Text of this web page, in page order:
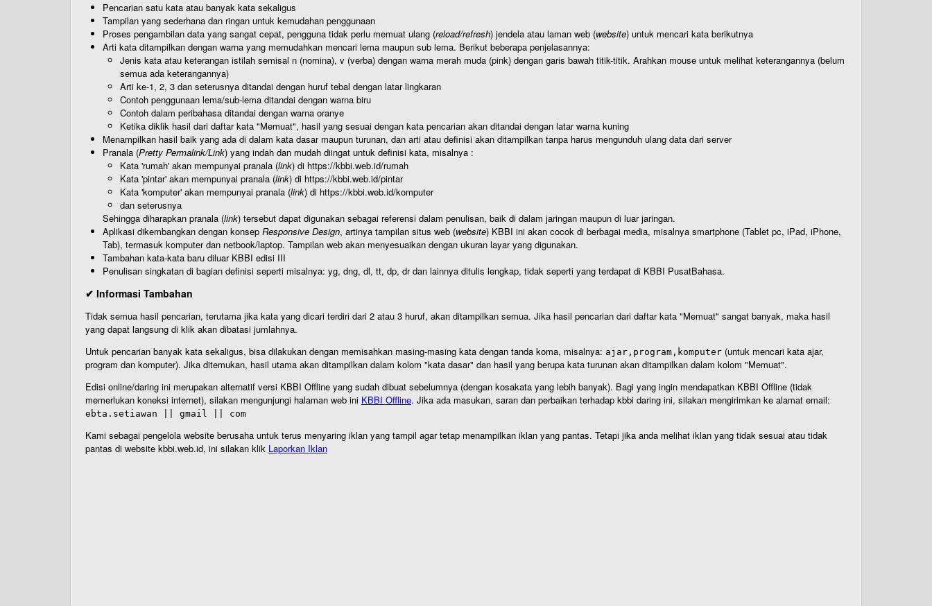
Pencarian satu kata atau banyak kata sekaligus
Tampilan yang sederhana dan ringan untuk kemudahan penggunaan
Proses pengambilan data yang sangat cepat, pengguna tidak perlu memuat ulang (reload/refresh) jendela atau laman web (website) untuk mencari kata berikutnya
Arti kata ditampilkan dengan warna yang memudahkan mencari lema maupun sub lema. Berikut beberapa penjelasannya:
Jenis kata atau keterangan istilah semisal n (nomina), v (verba) dengan warna merah muda (pink) dengan garis bawah titik-titik. Arahkan mouse untuk melihat keterangannya (belum
semua ada keterangannya)
Arti ke-1, 2, 3 dan seterusnya ditandai dengan huruf tebal dengan latar lingkaran
Contoh penggunaan lema/sub-lema ditandai dengan warna biru
Contoh dalam peribahasa ditandai dengan warna oranye
Ketika diklik hasil dari daftar kata "Memuat", hasil yang sesuai dengan kata pencarian akan ditandai dengan latar warna kuning
Menampilkan hasil baik yang ada di dalam kata dasar maupun turunan, dan arti atau definisi akan ditampilkan tanpa harus mengunduh ulang data dari server
Pranala (Pretty Permalink/Link) yang indah dan mudah diingat untuk definisi kata, misalnya :
Kata 'rumah' akan mempunyai pranala (link) di https://kbbi.web.id/rumah
Kata 'pintar' akan mempunyai pranala (link) di https://kbbi.web.id/pintar
Kata 'komputer' akan mempunyai pranala (link) di https://kbbi.web.id/komputer
dan seterusnya
Sehingga diharapkan pranala (link) tersebut dapat digunakan sebagai referensi dalam penulisan, baik di dalam jaringan maupun di luar jaringan.
Aplikasi dikembangkan dengan konsep Responsive Design, artinya tampilan situs web (website) KBBI ini akan cocok di berbagai media, misalnya smartphone (Tablet pc, iPad, iPhone,
Tab), termasuk komputer dan netbook/laptop. Tampilan web akan menyesuaikan dengan ukuran layar yang digunakan.
Tambahan kata-kata baru diluar KBBI edisi III
Penulisan singkatan di bagian definisi seperti misalnya: yg, dng, dl, tt, dp, dr dan lainnya ditulis lengkap, tidak seperti yang terdapat di KBBI PusatBahasa.
✔ Informasi Tambahan
Tidak semua hasil pencarian, terutama jika kata yang dicari terdiri dari 2 atau 3 huruf, akan ditampilkan semua. Jika hasil pencarian dari daftar kata "Memuat" sangat banyak, maka hasil
yang dapat langsung di klik akan dibatasi jumlahnya.
Untuk pencarian banyak kata sekaligus, bisa dilakukan dengan memisahkan masing-masing kata dengan tanda koma, misalnya: ajar,program,komputer (untuk mencari kata ajar,
program dan komputer). Jika ditemukan, hasil utama akan ditampilkan dalam kolom "kata dasar" dan hasil yang berupa kata turunan akan ditampilkan dalam kolom "Memuat".
Edisi online/daring ini merupakan alternatif versi KBBI Offline yang sudah dibuat sebelumnya (dengan kosakata yang lebih banyak). Bagi yang ingin mendapatkan KBBI Offline (tidak
memerlukan koneksi internet), silakan mengunjungi halaman web ini KBBI Offline. Jika ada masukan, saran dan perbaikan terhadap kbbi daring ini, silakan mengirimkan ke alamat email:
ebta.setiawan || gmail || com
Kami sebagai pengelola website berusaha untuk terus menyaring iklan yang tampil agar tetap menampilkan iklan yang pantas. Tetapi jika anda melihat iklan yang tidak sesuai atau tidak
pantas di website kbbi.web.id, ini silakan klik Laporkan Iklan